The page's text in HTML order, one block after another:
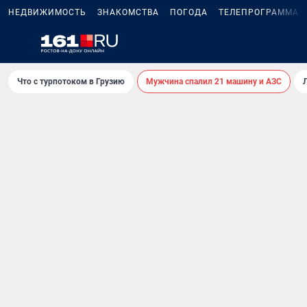
НЕДВИЖИМОСТЬ ЗНАКОМСТВА ПОГОДА ТЕЛЕПРОГРАММА
Что с турпотоком в Грузию Мужчина спалил 21 машину и АЗС